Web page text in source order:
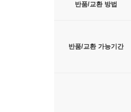
반품/교환 방법
반품/교환 가능기간